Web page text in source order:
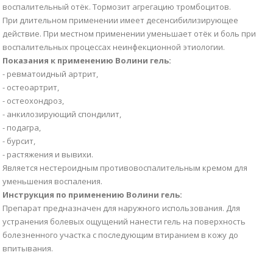
воспалительный отёк. Тормозит агрегацию тромбоцитов.
При длительном применении имеет десенсибилизирующее
действие. При местном применении уменьшает отёк и боль при
воспалительных процессах неинфекционной этиологии.
Показания к применению Волини гель:
- ревматоидный артрит,
- остеоартрит,
- остеохондроз,
- анкилозирующий спондилит,
- подагра,
- бурсит,
- растяжения и вывихи.
Является нестероидным противовоспалительным кремом для
уменьшения воспаления.
Инструкция по применению Волини гель:
Препарат предназначен для наружного использования. Для
устранения болевых ощущений нанести гель на поверхность
болезненного участка с последующим втиранием в кожу до
впитывания.